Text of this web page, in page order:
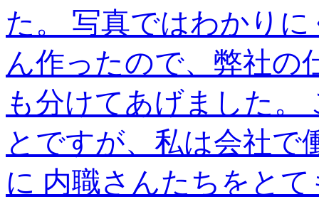
た。 写真ではわかり
ん作ったので、弊社の
も分けてあげました
とですが、私は会社
に 内職さんたちをと